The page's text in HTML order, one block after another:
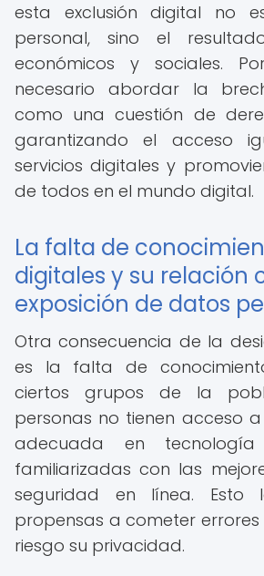
esta exclusión digital no
personal, sino el
económicos y sociales.
necesario abordar la
como una cuestión de
garantizando el acceso
servicios digitales y
de todos en el mundo digital.
La falta de
digitales y su relación
exposición de datos
Otra consecuencia de la
es la falta de
ciertos grupos de la
personas no tienen acceso
adecuada en
familiarizadas con las
seguridad en línea. Esto
propensas a cometer
riesgo su privacidad.